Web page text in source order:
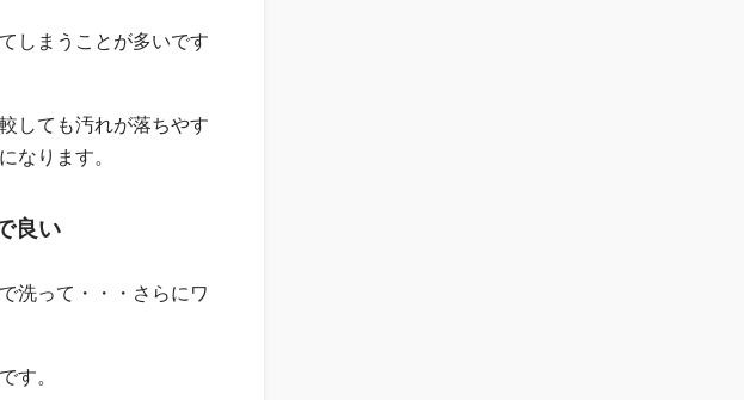
しまうことが多いです
しても汚れが落ちやす
なります。
良い
洗って・・・さらにワ
す。